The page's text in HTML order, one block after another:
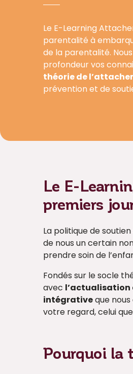
Le E-Learning
parentalité à
de la parentalité.
profondeur vos
théorie de
prévention et de
Le E-
premiers
La politique de
de nous un certain
prendre soin de
Fondés sur le socle
avec l’actualisation
intégrativeque
votre regard, celui
Pourquoi la